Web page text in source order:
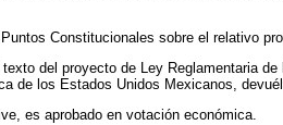
Constitucionales sobre el relativo
del proyecto de Ley Reglamentaria
de los Estados Unidos Mexicanos,
es aprobado en votación económica.